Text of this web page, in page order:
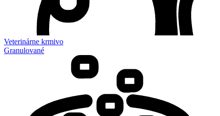
Veterinárne krmivo
Granulované